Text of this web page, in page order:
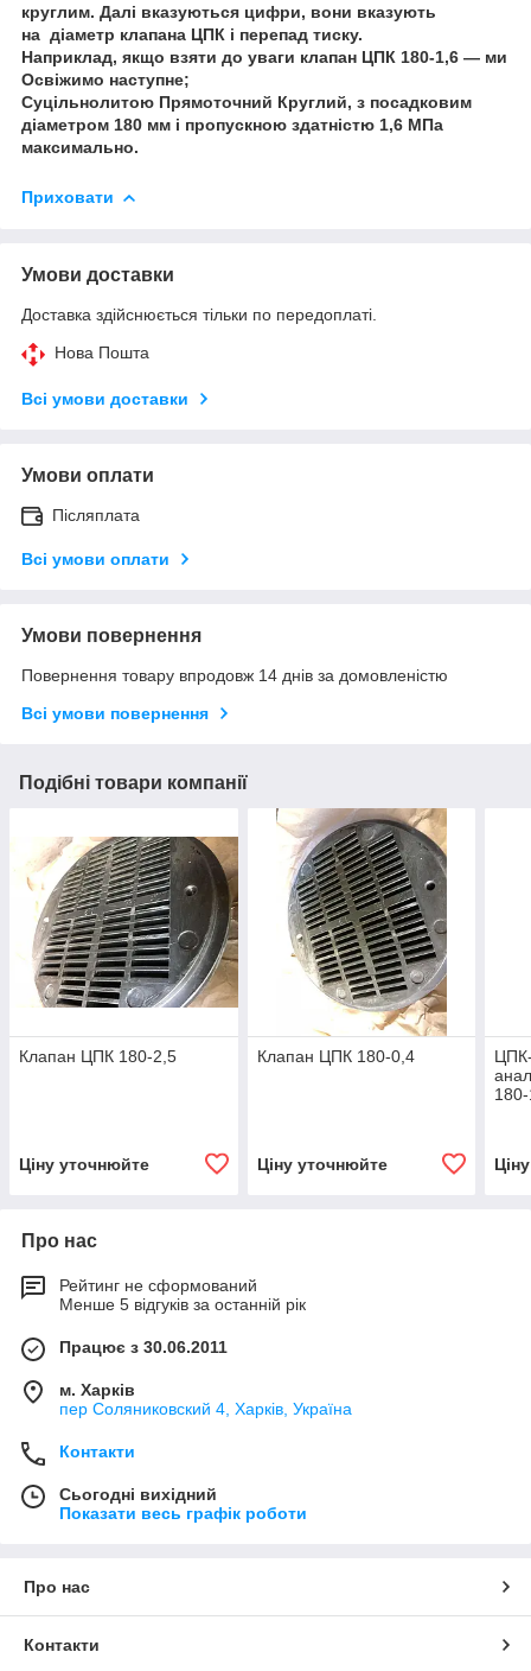
круглим. Далі вказуються цифри, вони вказують
на діаметр клапана ЦПК і перепад тиску.
Наприклад, якщо взяти до уваги клапан ЦПК 180-1,6 — ми
Освіжимо наступне;
Суцільнолитою Прямоточний Круглий, з посадковим
діаметром 180 мм і пропускною здатністю 1,6 МПа
максимально.
Приховати
Умови доставки
Доставка здійснюється тільки по передоплаті.
Нова Пошта
Всі умови доставки
Умови оплати
Післяплата
Всі умови оплати
Умови повернення
Повернення товару впродовж 14 днів за домовленістю
Всі умови повернення
Подібні товари компанії
Клапан ЦПК 180-2,5
Ціну уточнюйте
Клапан ЦПК 180-0,4
Ціну уточнюйте
Про нас
Рейтинг не сформований
Менше 5 відгуків за останній рік
Працює з 30.06.2011
м. Харків
пер Соляниковский 4, Харків, Україна
Контакти
Сьогодні вихідний
Показати весь графік роботи
Про нас
Контакти